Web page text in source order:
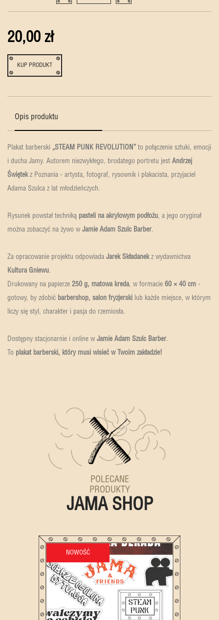
20,00 zł
KUP PRODUKT
Opis produktu
Plakat barberski „STEAM PUNK REVOLUTION” to połączenie sztuki, emocji
i ducha Jamy. Autorem niezwykłego, brodatego portretu jest Andrzej
Świętekz Poznania - artysta, fotograf, rysownik i plakacista, przyjaciel
Adama Szulca z lat młodzieńczych.
Rysunek powstał techniką pasteli na akrylowym podłożu, a jego oryginał
można zobaczyć na żywo w Jamie Adam Szulc Barber.
Za opracowanie projektu odpowiada Jarek Składanekz wydawnictwa
Kultura Gniewu.
Drukowany na papierze 250 g, matowa kreda, w formacie 60 × 40 cm -
gotowy, by zdobić barbershop, salon fryzjerski lub każde miejsce, w którym
liczy się styl, charakter i pasja do rzemiosła.
Dostępny stacjonarnie i online w Jamie Adam Szulc Barber.
To plakat barberski, który musi wisieć w Twoim zakładzie!
POLECANE
PRODUKTY
JAMA SHOP
NOWOŚĆ